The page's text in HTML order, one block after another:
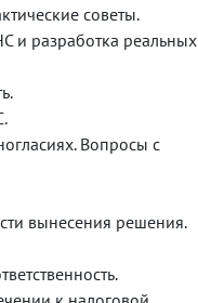
советы.
и разработка реальных
Вопросы с
вынесения решения.